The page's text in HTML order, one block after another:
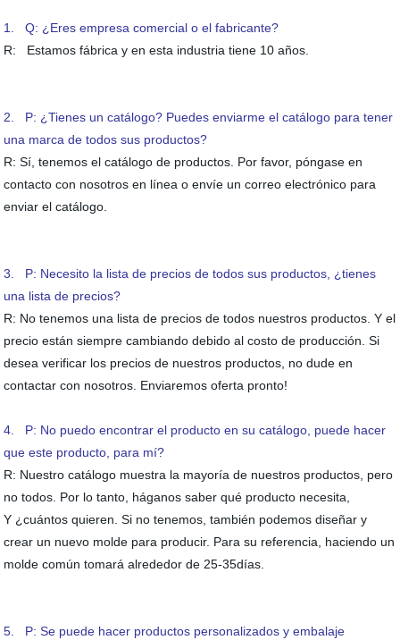
1. Q: ¿Eres empresa comercial o el fabricante?
R: Estamos fábrica y en esta industria tiene 10 años.
2. P: ¿Tienes un catálogo? Puedes enviarme el catálogo para tener
una marca de todos sus productos?
R: Sí, tenemos el catálogo de productos. Por favor, póngase en
contacto con nosotros en línea o envíe un correo electrónico para
enviar el catálogo.
3. P: Necesito la lista de precios de todos sus productos, ¿tienes
una lista de precios?
R: No tenemos una lista de precios de todos nuestros productos. Y el
precio están siempre cambiando debido al costo de producción. Si
desea verificar los precios de nuestros productos, no dude en
contactar con nosotros. Enviaremos oferta pronto!
4. P: No puedo encontrar el producto en su catálogo, puede hacer
que este producto, para mí?
R: Nuestro catálogo muestra la mayoría de nuestros productos, pero
no todos. Por lo tanto, háganos saber qué producto necesita,
Y ¿cuántos quieren. Si no tenemos, también podemos diseñar y
crear un nuevo molde para producir. Para su referencia, haciendo un
molde común tomará alrededor de 25-35días.
5. P: Se puede hacer productos personalizados y embalaje